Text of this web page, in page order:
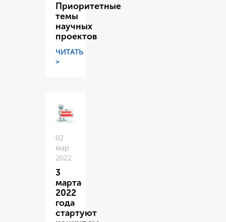
Приоритетные
темы
научных
проектов
ЧИТАТЬ
>
02
мар
2022
3
марта
2022
года
стартуют